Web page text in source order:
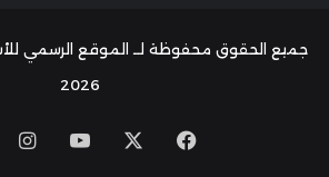
جميع الحقوق محفوظة لــ الموقع الرسمي
2026
فيسبوك